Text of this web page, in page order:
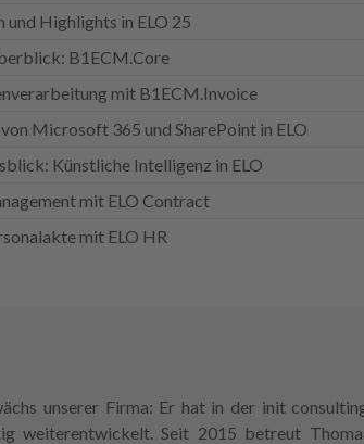
und Highlights in ELO 25
B1ECM.Core
mit B1ECM.Invoice
Microsoft 365 und SharePoint in ELO
Künstliche Intelligenz in ELO
mit ELO Contract
mit ELO HR
unserer Firma: Er hat in der init
weiterentwickelt. Seit 2015 betreut